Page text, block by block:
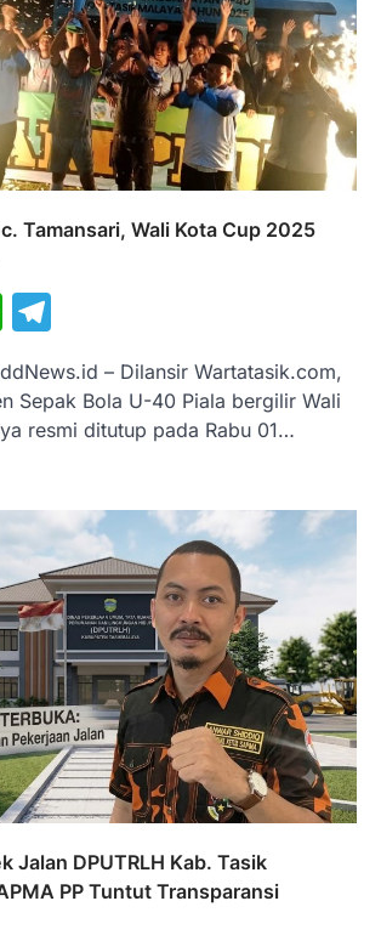
Tamansari, Wali Kota Cup 2025
WhatsApp
– Dilansir Wartatasik.com,
Sepak Bola U-40 Piala bergilir Wali
resmi ditutup pada Rabu 01…
Jalan DPUTRLH Kab. Tasik
PP Tuntut Transparansi